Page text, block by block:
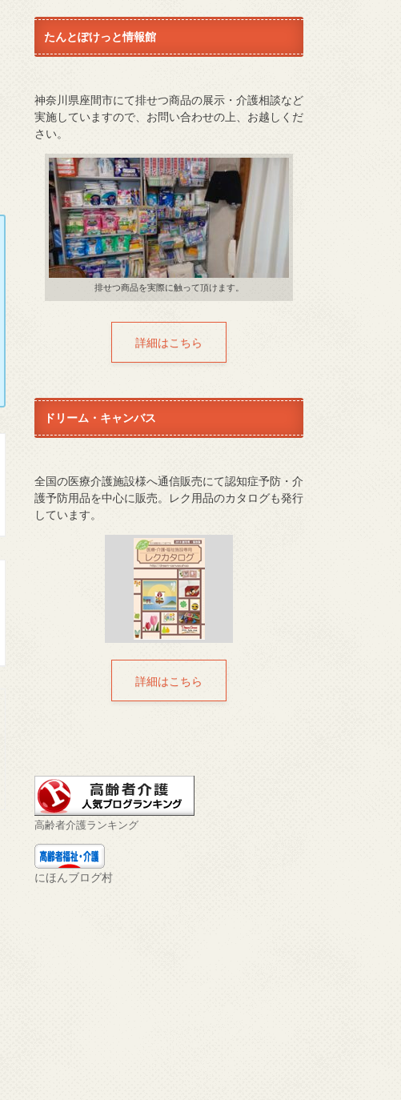
たんとぽけっと情報館
神奈川県座間市にて排せつ商品の展示・介護相談など
実施していますので、お問い合わせの上、お越しくだ
さい。
排せつ商品を実際に触って頂けます。
詳細はこちら
ドリーム・キャンバス
全国の医療介護施設様へ通信販売にて認知症予防・介
護予防用品を中心に販売。レク用品のカタログも発行
しています。
詳細はこちら
高齢者介護ランキング
にほんブログ村